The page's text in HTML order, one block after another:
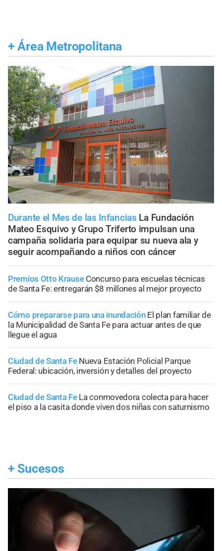
+ Área Metropolitana
Durante el Mes de las Infancias La Fundación
Mateo Esquivo y Grupo Triferto impulsan una
campaña solidaria para equipar su nueva ala y
seguir acompañando a niños con cáncer
Premios Otto Krause Concurso para escuelas técnicas
de Santa Fe: entregarán $8 millones al mejor proyecto
Cómo prepararse para una inundación El plan familiar de
la Municipalidad de Santa Fe para actuar antes de que
llegue el agua
Ciudad de Santa Fe Nueva Estación Policial Parque
Federal: ubicación, inversión y detalles del proyecto
Ciudad de Santa Fe La conmovedora colecta para hacer
el piso a la casita donde viven dos niñas con saturnismo
+ Sucesos